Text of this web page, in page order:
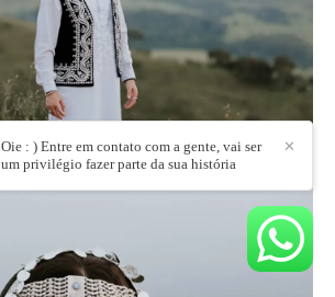
✕
Oie : ) Entre em contato com a gente, vai ser
um privilégio fazer parte da sua história